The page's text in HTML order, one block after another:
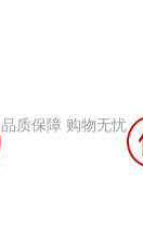
品质保障 购物无忧